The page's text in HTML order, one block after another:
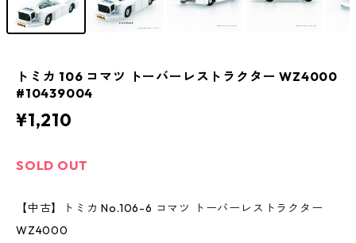
トミカ 106 コマツ トーバーレストラクター WZ4000
#10439004
¥1,210
SOLD OUT
【中古】トミカ No.106-6 コマツ トーバーレストラクター
WZ4000